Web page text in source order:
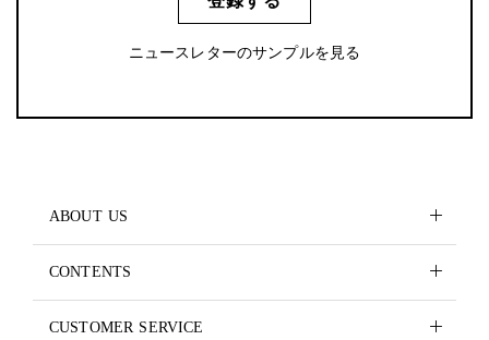
ニュースレターのサンプルを見る
ABOUT US
CONTENTS
CUSTOMER SERVICE